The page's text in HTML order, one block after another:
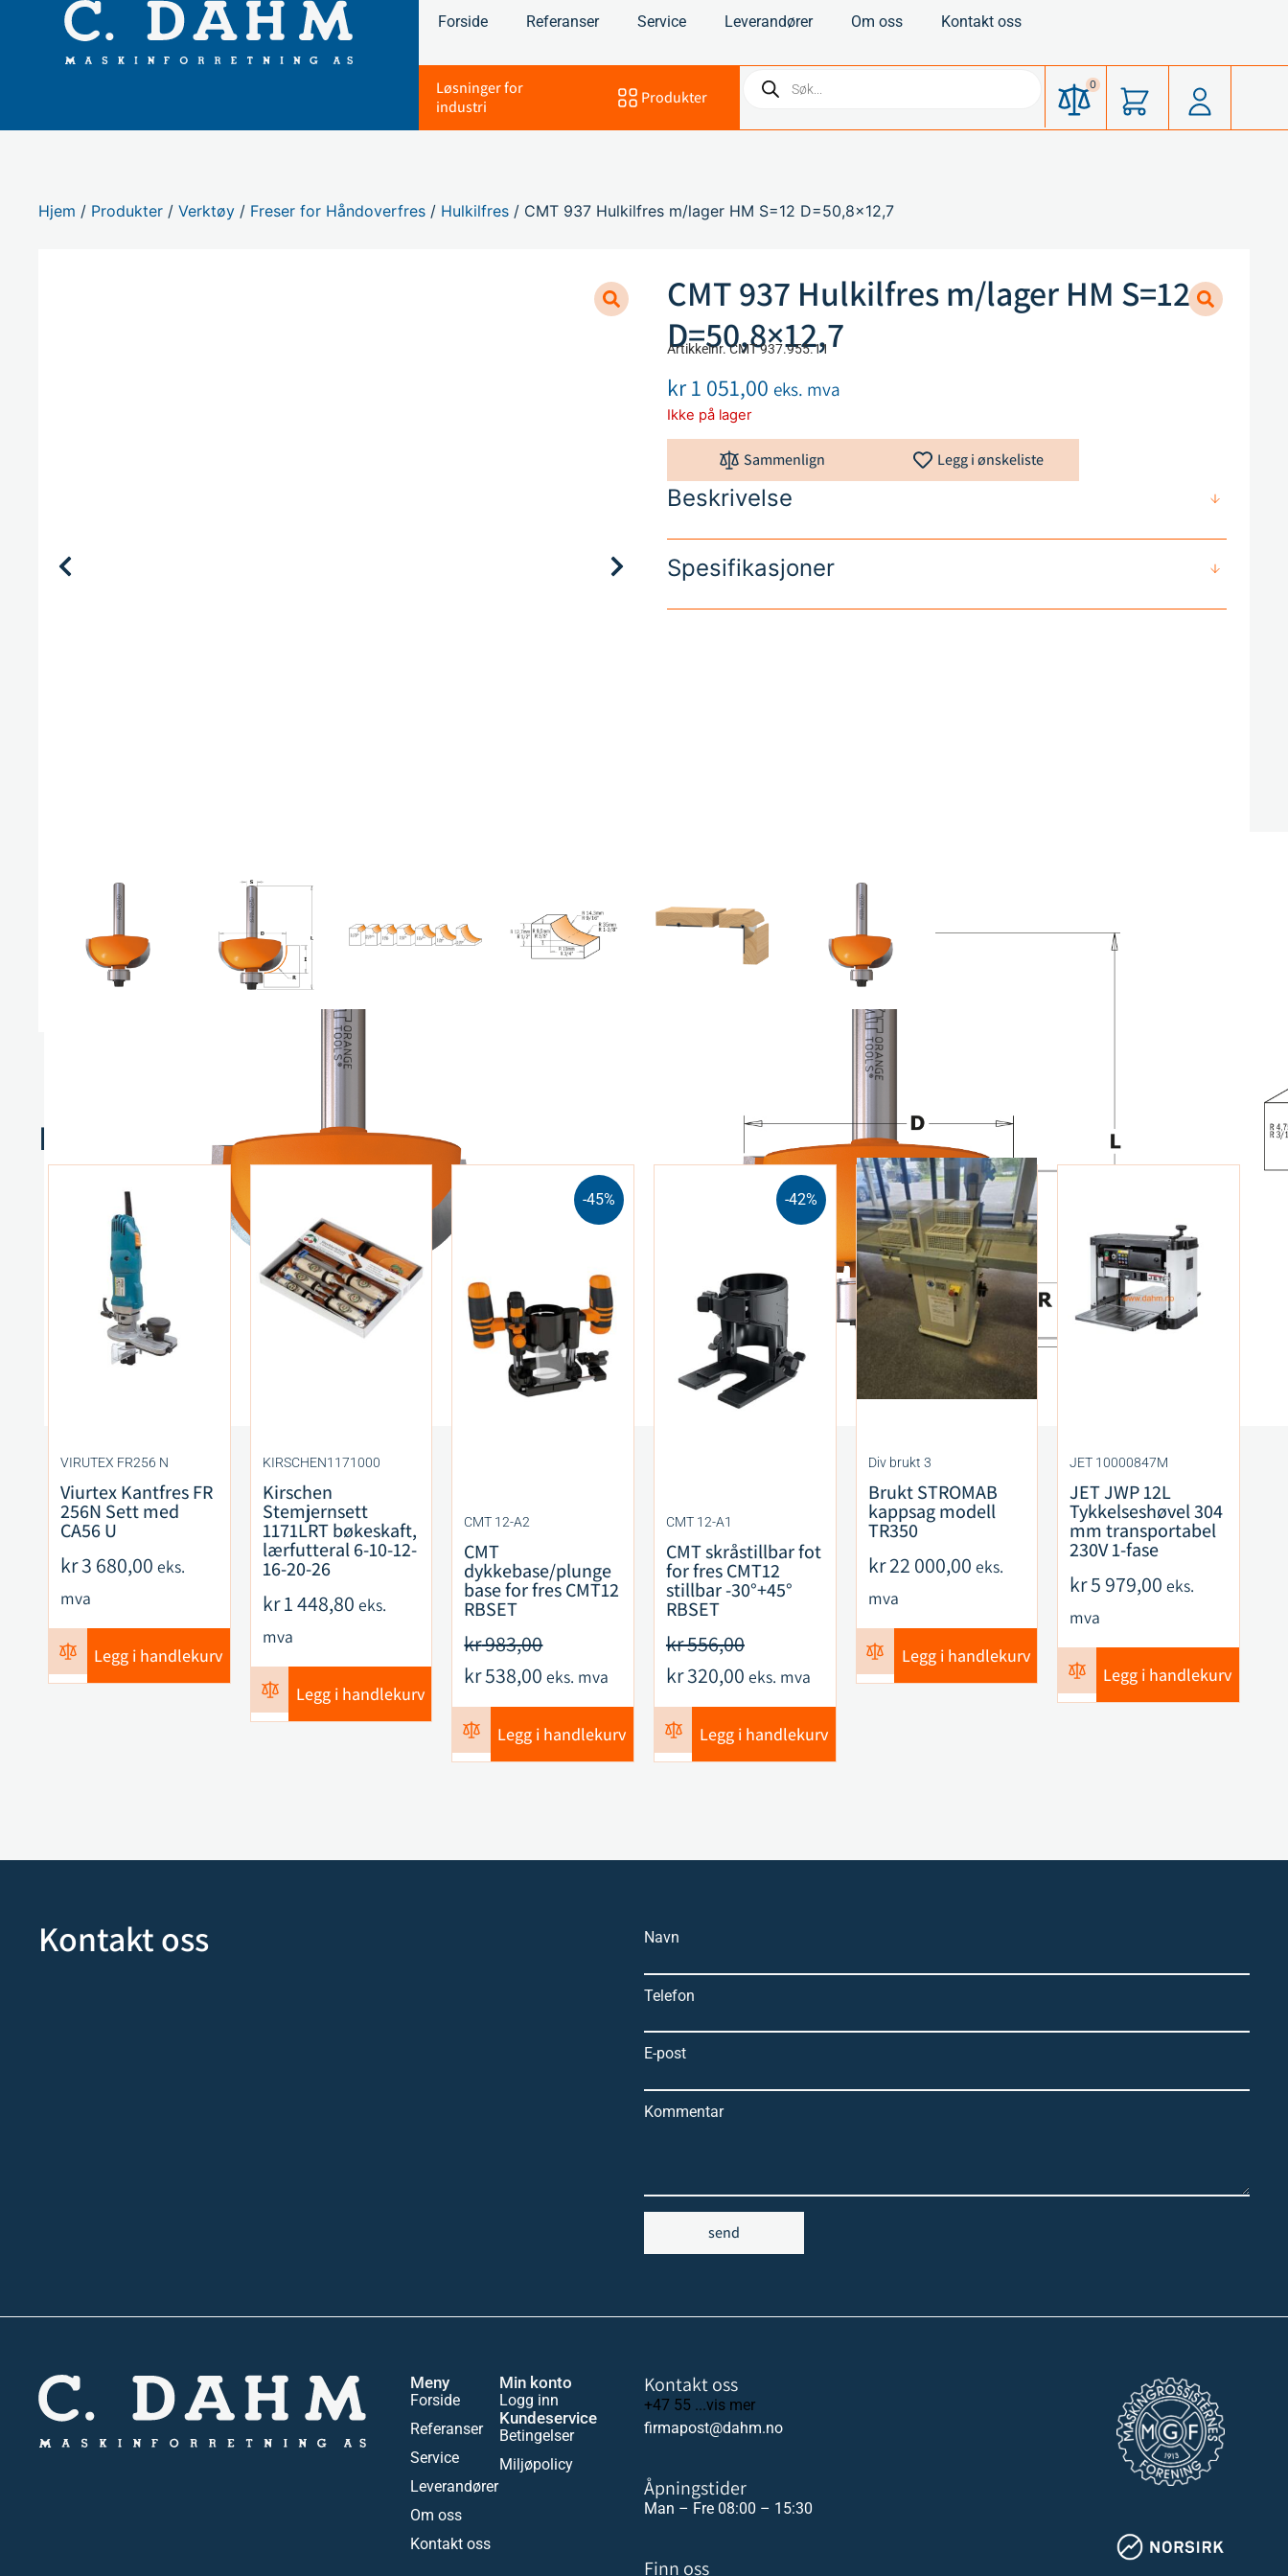
Forside Referanser Service Leverandører Om oss Kontakt oss
Løsninger for
industri
Produkter
0
Hjem / Produkter /Verktøy / Freser for Håndoverfres / Hulkilfres / CMT 937 Hulkilfres m/lager HM S=12 D=50,8×12,7
CMT 937 Hulkilfres m/lager HM S=12
D=50,8×12,7
Artikkelnr. CMT 937.955.11
kr1 051,00 eks. mva
Ikke på lager
Sammenlign Legg i ønskeliste
Beskrivelse
Spesifikasjoner
Relaterte produkter
VIRUTEX FR256 N
Viurtex Kantfres FR
256N Sett med
CA56 U
kr3 680,00 eks.
mva
Legg i handlekurv
KIRSCHEN1171000
Kirschen
Stemjernsett
1171LRT bøkeskaft,
lærfutteral 6-10-12-
16-20-26
kr1 448,80 eks.
mva
Legg i handlekurv
-45%
CMT 12-A2
CMT
dykkebase/plunge
base for fres CMT12
RBSET
kr983,00
kr538,00 eks. mva
Legg i handlekurv
-42%
CMT 12-A1
CMT skråstillbar fot
for fres CMT12
stillbar -30°+45°
RBSET
kr556,00
kr320,00 eks. mva
Legg i handlekurv
Div brukt 3
Brukt STROMAB
kappsag modell
TR350
kr22 000,00 eks.
mva
Legg i handlekurv
JET 10000847M
JET JWP 12L
Tykkelseshøvel 304
mm transportabel
230V 1-fase
kr5 979,00 eks.
mva
Legg i handlekurv
Kontakt oss Navn
Telefon
E-post
Kommentar
send
Meny
Forside
Referanser
Service
Leverandører
Om oss
Kontakt oss
Min konto
Logg inn
Kundeservice
Betingelser
Miljøpolicy
Kontakt oss
+47 55 ...vis mer
firmapost@dahm.no
Åpningstider
Man – Fre 08:00 – 15:30
Finn oss